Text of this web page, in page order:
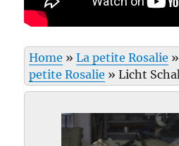
Home »La petite Rosalie
petite Rosalie »Licht